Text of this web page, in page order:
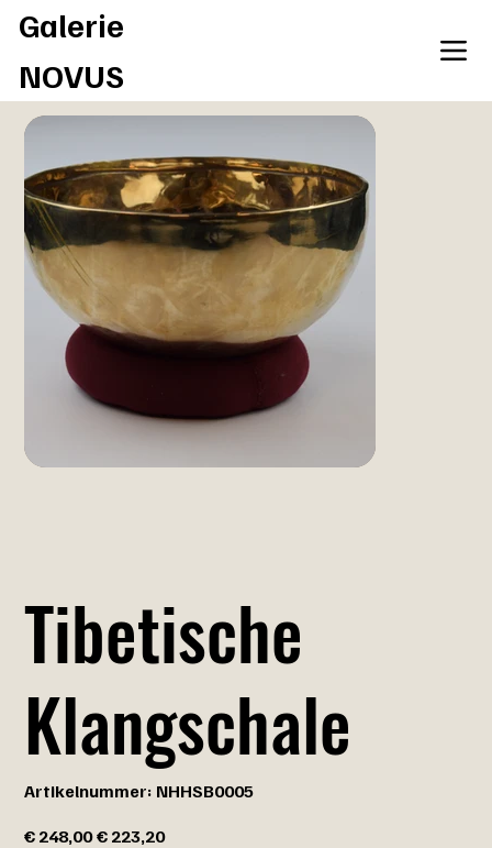
Galerie
NOVUS
Tibetische
Klangschale
Artikelnummer:
NHHSB0005
NHHSB0005
Preis
€ 248,00 € 223,20